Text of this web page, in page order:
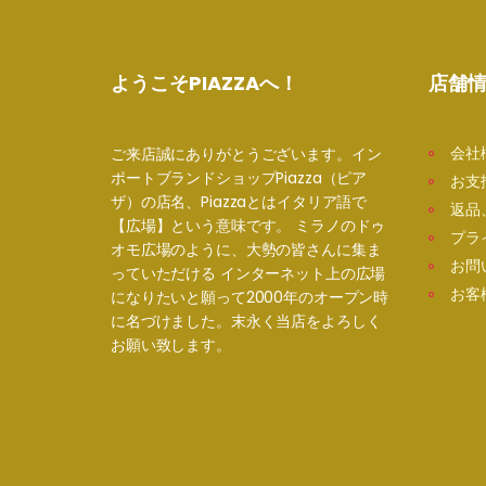
ようこそPIAZZAへ！
ご来店誠にありがとうございます。イン
ポートブランドショップPiazza（ピア
ザ）の店名、Piazzaとはイタリア語で
【広場】という意味です。 ミラノのドゥ
オモ広場のように、大勢の皆さんに集ま
っていただける インターネット上の広場
になりたいと願って2000年のオープン時
に名づけました。末永く当店をよろしく
お願い致します。
店舗
会社
お支
返品
プラ
お問
お客